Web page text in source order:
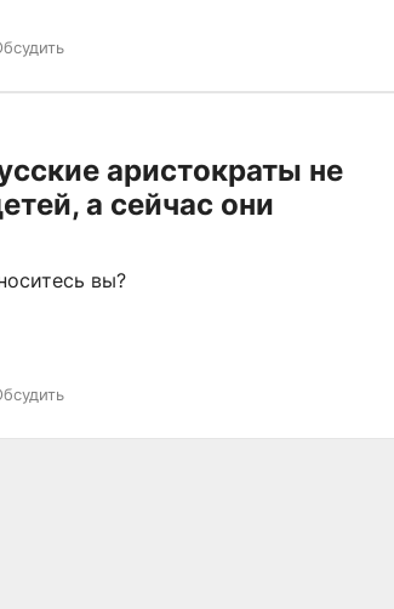
аристократы не
а сейчас они
вы?